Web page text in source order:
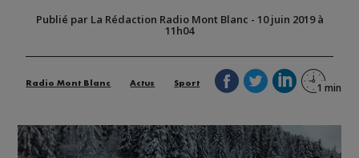
Publié par La Rédaction Radio Mont Blanc - 10 juin 2019 à
11h04
Radio Mont Blanc Actus Sport